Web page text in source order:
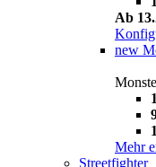
Ab
new
Mehr
Streetfighter